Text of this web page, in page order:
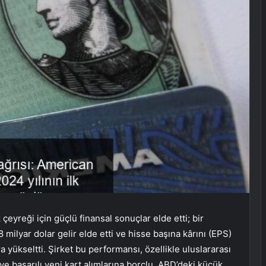
çeyreği için güçlü finansal sonuçlar elde etti; bir
milyar dolar gelir elde etti ve hisse başına kârını (EPS)
yükseltti. Şirket bu performansı, özellikle uluslararası